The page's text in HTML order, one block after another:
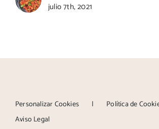
julio 7th, 2021
Personalizar Cookies
Política de
Aviso Legal